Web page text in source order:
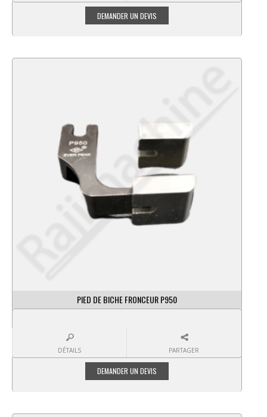
PIED DE BICHE FRONCEUR P950
DÉTAILS PARTAGER